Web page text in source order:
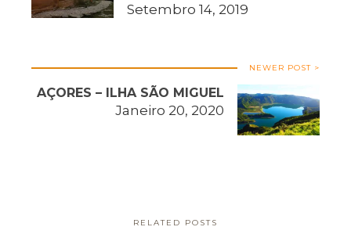
Setembro 14, 2019
NEWER POST >
AÇORES – ILHA SÃO MIGUEL
Janeiro 20, 2020
RELATED POSTS